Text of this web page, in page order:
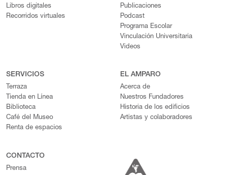
Libros digitales
Recorridos virtuales
Publicaciones
Podcast
Programa Escolar
Vinculación Universitaria
Videos
SERVICIOS
Terraza
Tienda en Línea
Biblioteca
Café del Museo
Renta de espacios
EL AMPARO
Acerca de
Nuestros Fundadores
Historia de los edificios
Artistas y colaboradores
CONTACTO
Prensa